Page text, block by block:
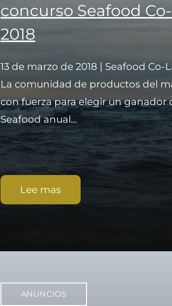
concurso Seafood
2018
13 de marzo de 2018 | Seafood Co-
La comunidad de productos del
con fuerza para elegir un ganador
Seafood anual...
Lee mas
ANUNCIOS